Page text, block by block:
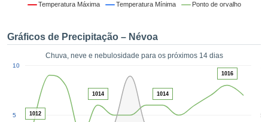
sem
custo.
CONTINUAR
Temperatura Máxima Temperatura Mínima Ponto de orvalho
Gráficos de Precipitação – Névoa
Chuva, neve e nebulosidade para os próximos 14 dias
50
5
10
1012
1014 1014
1016